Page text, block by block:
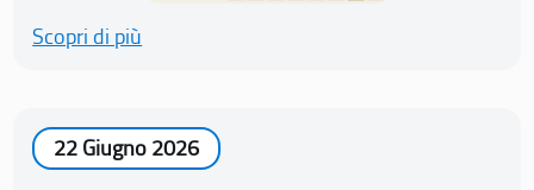
Scopri di più
22 Giugno 2026